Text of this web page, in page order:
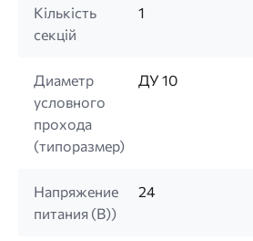
Кількість
секцій
1
Диаметр
условного
прохода
(типоразмер)
ДУ 10
Напряжение
питания (B))
24